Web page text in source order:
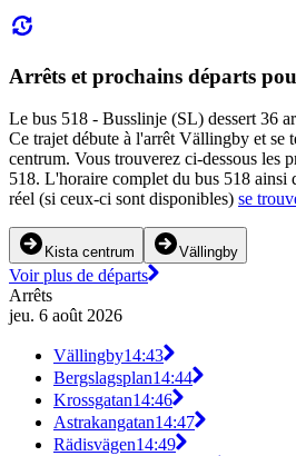
Arrêts et prochains départs
Le bus 518 - Busslinje (SL) dessert 36
Ce trajet débute à l'arrêt Vällingby et se
centrum. Vous trouverez ci-dessous les
518. L'horaire complet du bus 518 ainsi
réel (si ceux-ci sont disponibles) se
Kista centrum Vällingby
Voir plus de départs
Arrêts
jeu. 6 août 2026
Vällingby14:43
Bergslagsplan14:44
Krossgatan14:46
Astrakangatan14:47
Rädisvägen14:49